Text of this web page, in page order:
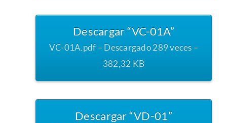
Descargar “VC-01A”
VC-01A.pdf – Descargado 289 veces –
382,32 KB
Descargar “VD-01”